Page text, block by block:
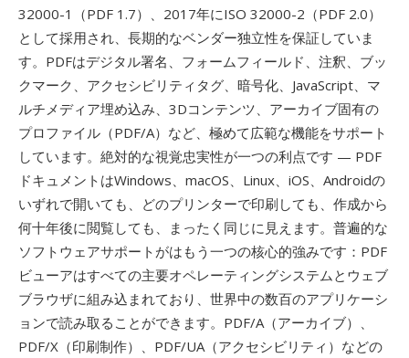
32000-1（PDF 1.7）、2017年にISO 32000-2（PDF 2.0）
として採用され、長期的なベンダー独立性を保証していま
す。PDFはデジタル署名、フォームフィールド、注釈、ブッ
クマーク、アクセシビリティタグ、暗号化、JavaScript、マ
ルチメディア埋め込み、3Dコンテンツ、アーカイブ固有の
プロファイル（PDF/A）など、極めて広範な機能をサポート
しています。絶対的な視覚忠実性が一つの利点です — PDF
ドキュメントはWindows、macOS、Linux、iOS、Androidの
いずれで開いても、どのプリンターで印刷しても、作成から
何十年後に閲覧しても、まったく同じに見えます。普遍的な
ソフトウェアサポートがはもう一つの核心的強みです：PDF
ビューアはすべての主要オペレーティングシステムとウェブ
ブラウザに組み込まれており、世界中の数百のアプリケーシ
ョンで読み取ることができます。PDF/A（アーカイブ）、
PDF/X（印刷制作）、PDF/UA（アクセシビリティ）などの